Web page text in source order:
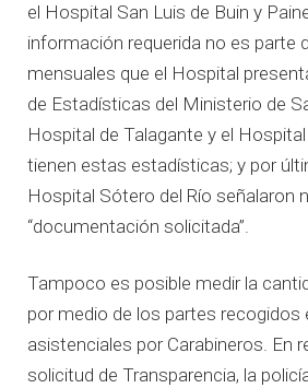
el Hospital San Luis de Buin y
información requerida no es parte
mensuales que el Hospital
de Estadísticas del Ministerio de
Hospital de Talagante y el
tienen estas estadísticas; y por
Hospital Sótero del Río señalaron
“documentación solicitada”.
Tampoco es posible medir la
por medio de los partes recogidos
asistenciales por Carabineros. En
solicitud de Transparencia, la